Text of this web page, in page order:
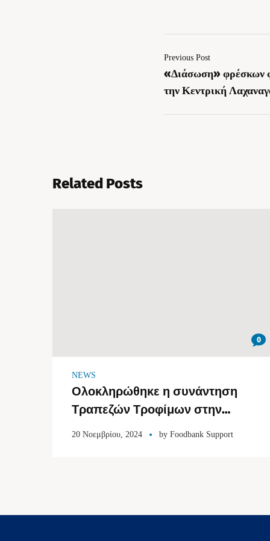
Previous Post
«Διάσωση» φρέσκων
την Κεντρική
Related Posts
0
NEWS
Ολοκληρώθηκε η συνάντηση
Τραπεζών Τροφίμων στην
20 Νοεμβρίου, 2024 by Foodbank Support